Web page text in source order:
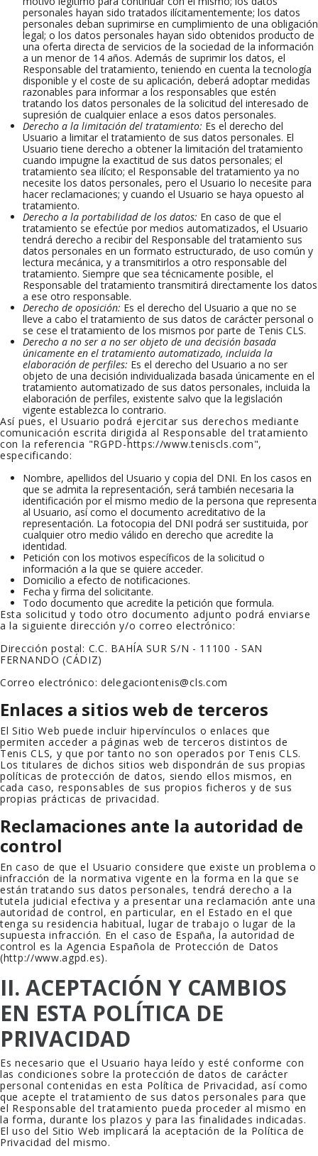
personales hayan sido tratados ilícitamentemente; los datos
personales deban suprimirse en cumplimiento de una obligación
legal; o los datos personales hayan sido obtenidos producto de
una oferta directa de servicios de la sociedad de la información
a un menor de 14 años. Además de suprimir los datos, el
Responsable del tratamiento, teniendo en cuenta la tecnología
disponible y el coste de su aplicación, deberá adoptar medidas
razonables para informar a los responsables que estén
tratando los datos personales de la solicitud del interesado de
supresión de cualquier enlace a esos datos personales.
Derecho a la limitación del tratamiento: Es el derecho del
Usuario a limitar el tratamiento de sus datos personales. El
Usuario tiene derecho a obtener la limitación del tratamiento
cuando impugne la exactitud de sus datos personales; el
tratamiento sea ilícito; el Responsable del tratamiento ya no
necesite los datos personales, pero el Usuario lo necesite para
hacer reclamaciones; y cuando el Usuario se haya opuesto al
tratamiento.
Derecho a la portabilidad de los datos: En caso de que el
tratamiento se efectúe por medios automatizados, el Usuario
tendrá derecho a recibir del Responsable del tratamiento sus
datos personales en un formato estructurado, de uso común y
lectura mecánica, y a transmitirlos a otro responsable del
tratamiento. Siempre que sea técnicamente posible, el
Responsable del tratamiento transmitirá directamente los datos
a ese otro responsable.
Derecho de oposición: Es el derecho del Usuario a que no se
lleve a cabo el tratamiento de sus datos de carácter personal o
se cese el tratamiento de los mismos por parte de Tenis CLS.
Derecho a no ser a no ser objeto de una decisión basada
únicamente en el tratamiento automatizado, incluida la
elaboración de perfiles: Es el derecho del Usuario a no ser
objeto de una decisión individualizada basada únicamente en el
tratamiento automatizado de sus datos personales, incluida la
elaboración de perfiles, existente salvo que la legislación
vigente establezca lo contrario.
Así pues, el Usuario podrá ejercitar sus derechos mediante
comunicación escrita dirigida al Responsable del tratamiento
con la referencia "RGPD-https://www.teniscls.com",
especificando:
Nombre, apellidos del Usuario y copia del DNI. En los casos en
que se admita la representación, será también necesaria la
identificación por el mismo medio de la persona que representa
al Usuario, así como el documento acreditativo de la
representación. La fotocopia del DNI podrá ser sustituida, por
cualquier otro medio válido en derecho que acredite la
identidad.
Petición con los motivos específicos de la solicitud o
información a la que se quiere acceder.
Domicilio a efecto de notificaciones.
Fecha y firma del solicitante.
Todo documento que acredite la petición que formula.
Esta solicitud y todo otro documento adjunto podrá enviarse
a la siguiente dirección y/o correo electrónico:
Dirección postal: C.C. BAHÍA SUR S/N - 11100 - SAN
FERNANDO (CÁDIZ)
Correo electrónico: delegaciontenis@cls.com
Enlaces a sitios web de terceros
El Sitio Web puede incluir hipervínculos o enlaces que
permiten acceder a páginas web de terceros distintos de
Tenis CLS, y que por tanto no son operados por Tenis CLS.
Los titulares de dichos sitios web dispondrán de sus propias
políticas de protección de datos, siendo ellos mismos, en
cada caso, responsables de sus propios ficheros y de sus
propias prácticas de privacidad.
Reclamaciones ante la autoridad de
control
En caso de que el Usuario considere que existe un problema o
infracción de la normativa vigente en la forma en la que se
están tratando sus datos personales, tendrá derecho a la
tutela judicial efectiva y a presentar una reclamación ante una
autoridad de control, en particular, en el Estado en el que
tenga su residencia habitual, lugar de trabajo o lugar de la
supuesta infracción. En el caso de España, la autoridad de
control es la Agencia Española de Protección de Datos
(http://www.agpd.es).
II. ACEPTACIÓN Y CAMBIOS
EN ESTA POLÍTICA DE
PRIVACIDAD
Es necesario que el Usuario haya leído y esté conforme con
las condiciones sobre la protección de datos de carácter
personal contenidas en esta Política de Privacidad, así como
que acepte el tratamiento de sus datos personales para que
el Responsable del tratamiento pueda proceder al mismo en
la forma, durante los plazos y para las finalidades indicadas.
El uso del Sitio Web implicará la aceptación de la Política de
Privacidad del mismo.